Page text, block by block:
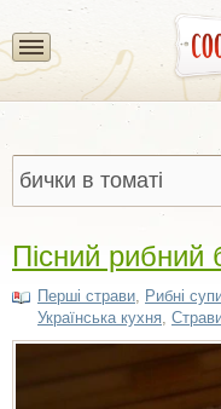
Пісний
Перші страви, Рибні
Українська кухня,